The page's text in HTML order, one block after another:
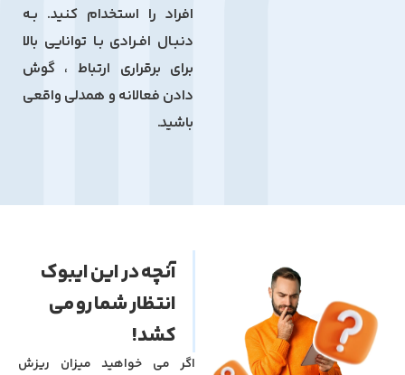
افراد را استخدام کنید. بـه
دنبـال افـرادی بـا توانایی بالا
برای برقراری ارتباط ، گوش
دادن فعالانه و همدلی واقعی
باشید.
آنچه در این ایبوک
انتظار شما رو می
کشد!
اگر می خواهید میزان ریزش